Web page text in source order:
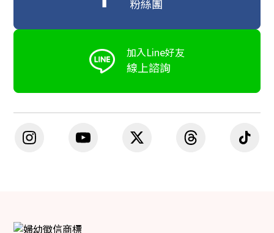
粉絲團
加入Line好友
線上諮詢